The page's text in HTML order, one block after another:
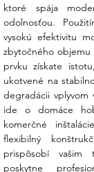
Zaťaženie
snehom
Povrchová
úprava
Čo získate
Z vášho
hnevajú na profily
sa pri uťahovaní
ktoré spája
odolnosťou.
vysokú efektivitu
zbytočného objemu
prvku získate
ukotvené na
degradácii vplyvom
ide o domáce
komerčné
flexibilný
prispôsobí vašim
poskytne